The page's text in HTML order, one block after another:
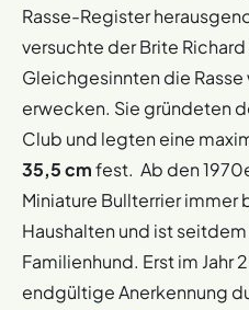
Rasse-Register
versuchte der Brite
Gleichgesinnten die Rasse
erwecken. Sie gründeten
Club und legten eine
35,5 cmfest. Ab den
Miniature Bullterrier immer
Haushalten und ist
Familienhund. Erst im Jahr
endgültige Anerkennung